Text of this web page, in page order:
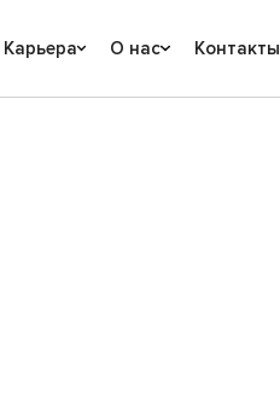
Карьера О нас Контакты